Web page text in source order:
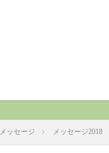
メッセージ メッセージ2018